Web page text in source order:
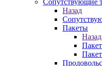
Назад
Пакеты
Назад